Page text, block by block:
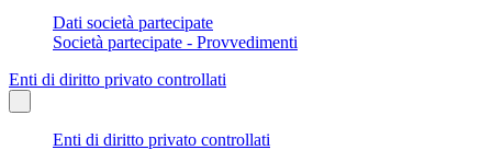
Dati società partecipate
Società partecipate - Provvedimenti
Enti di diritto privato controllati
Enti di diritto privato controllati